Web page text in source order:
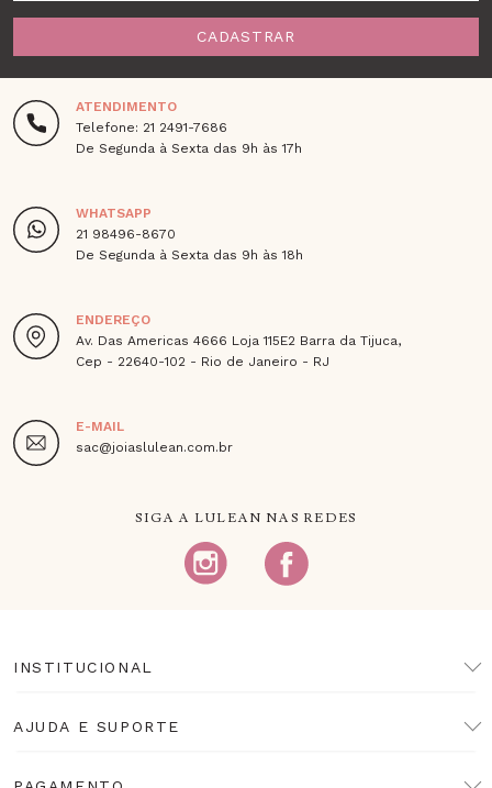
CADASTRAR
ATENDIMENTO
Telefone: 21 2491-7686
De Segunda à Sexta das 9h às 17h
WHATSAPP
21 98496-8670
De Segunda à Sexta das 9h às 18h
ENDEREÇO
Av. Das Americas 4666 Loja 115E2 Barra da Tijuca,
Cep - 22640-102 - Rio de Janeiro - RJ
E-MAIL
sac@joiaslulean.com.br
SIGA A LULEAN NAS REDES
INSTITUCIONAL
AJUDA E SUPORTE